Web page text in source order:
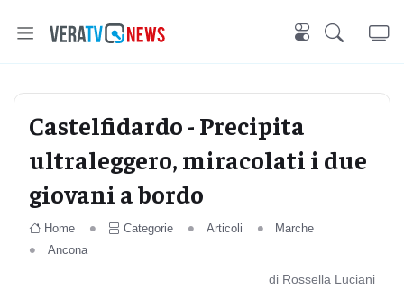
Castelfidardo - Precipita
ultraleggero, miracolati i due
giovani a bordo
Home Categorie Articoli
Marche
Ancona
di Rossella Luciani